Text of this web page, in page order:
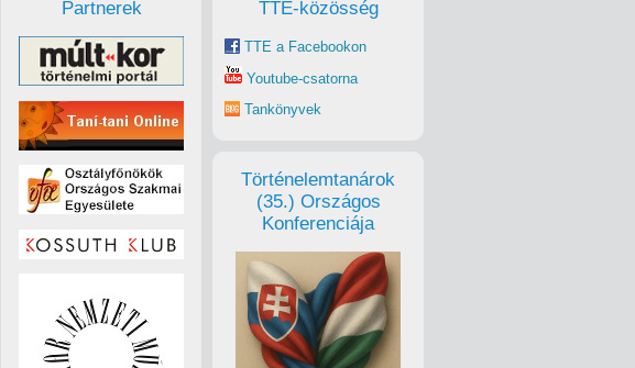
TTE-közösség
TTE a Facebookon
Youtube-csatorna
Tankönyvek
Történelemtanárok
(35.) Országos
Konferenciája
Partnerek